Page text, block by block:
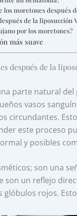
los moretones después
de la liposucción
por los moretones?
más suave
después de la
parte natural
vasos
circundantes.
este proceso
y posibles
son una
son un reflejo
rojos.